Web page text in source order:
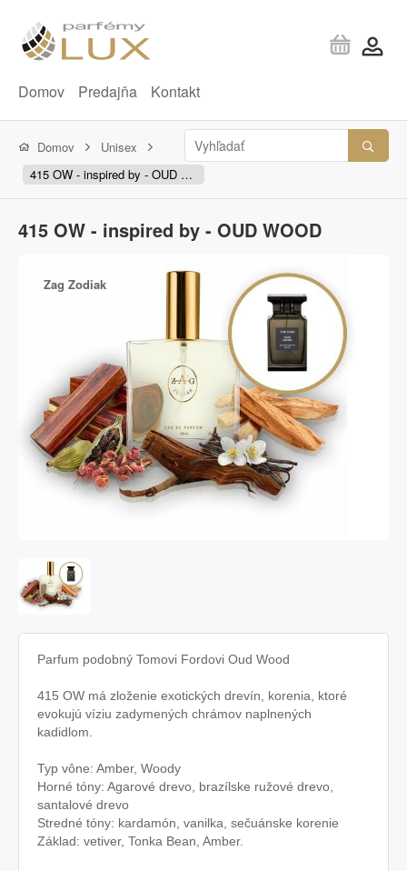
Domov Predajňa Kontakt
Domov
Unisex
415 OW - inspired by - OUD WOOD
415 OW - inspired by - OUD WOOD
Zag Zodiak
Parfum podobný Tomovi Fordovi Oud Wood
415 OW má zloženie exotických drevín, korenia, ktoré
evokujú víziu zadymených chrámov naplnených
kadidlom.
Typ vône: Amber, Woody
Horné tóny: Agarové drevo, brazílske ružové drevo,
santalové drevo
Stredné tóny: kardamón, vanilka, sečuánske korenie
Základ: vetiver, Tonka Bean, Amber.